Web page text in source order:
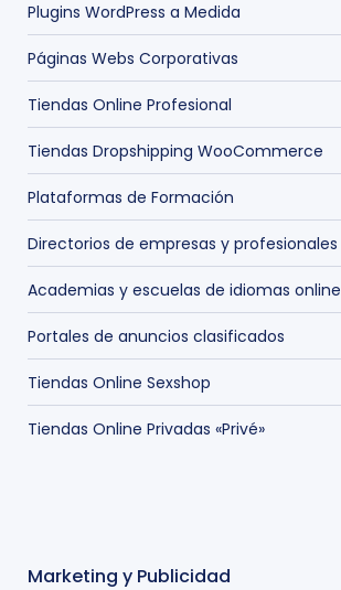
Plugins WordPress a Medida
Páginas Webs Corporativas
Tiendas Online Profesional
Tiendas Dropshipping WooCommerce
Plataformas de Formación
Directorios de empresas y profesionales
Academias y escuelas de idiomas online
Portales de anuncios clasificados
Tiendas Online Sexshop
Tiendas Online Privadas «Privé»
Marketing y Publicidad